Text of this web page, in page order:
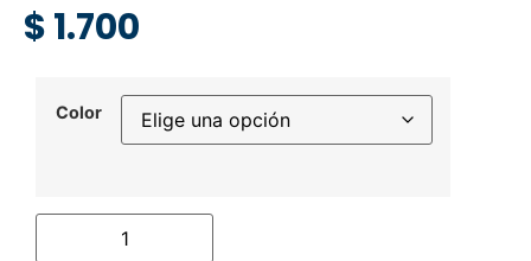
$1.700
Color